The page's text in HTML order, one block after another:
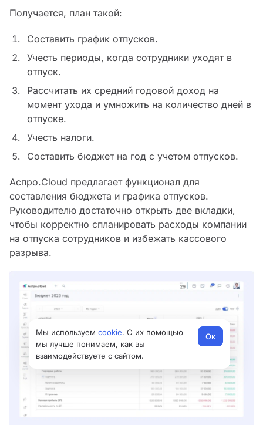
Мы используем cookie. С их помощью
мы лучше понимаем, как вы
взаимодействуете с сайтом.
Ок
Получается, план такой:
Составить график отпусков.
Учесть периоды, когда сотрудники уходят в
отпуск.
Рассчитать их средний годовой доход на
момент ухода и умножить на количество дней в
отпуске.
Учесть налоги.
Составить бюджет на год с учетом отпусков.
Аспро.Cloud предлагает функционал для
составления бюджета и графика отпусков.
Руководителю достаточно открыть две вкладки,
чтобы корректно спланировать расходы компании
на отпуска сотрудников и избежать кассового
разрыва.